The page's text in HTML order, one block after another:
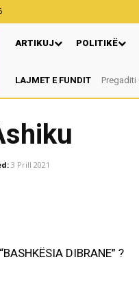
ARTIKUJ POLITIKË
LAJMET E FUNDIT Pregaditi
Nga:
3 Prill 2021
DIBRANE” ?